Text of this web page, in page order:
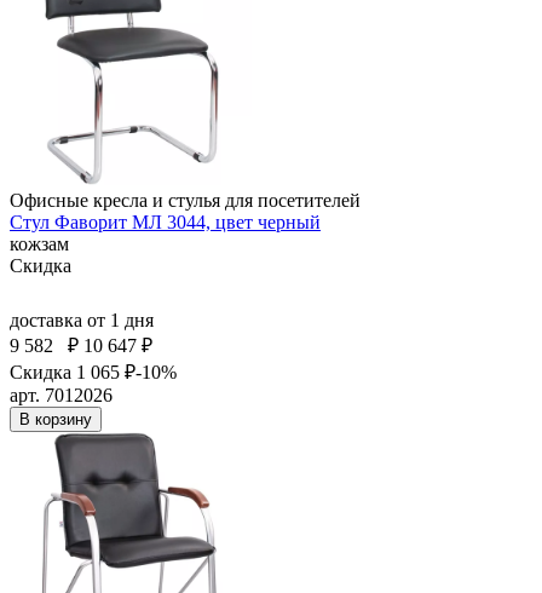
Офисные кресла и стулья для посетителей
Стул Фаворит МЛ 3044, цвет черный
кожзам
Скидка
доставка от 1 дня
9 582
₽ 10 647 ₽
Скидка 1 065 ₽-10%
арт. 7012026
В корзину